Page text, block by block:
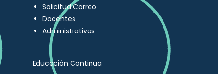
Solicitud Correo
Docentes
Administrativos
Educación Continua